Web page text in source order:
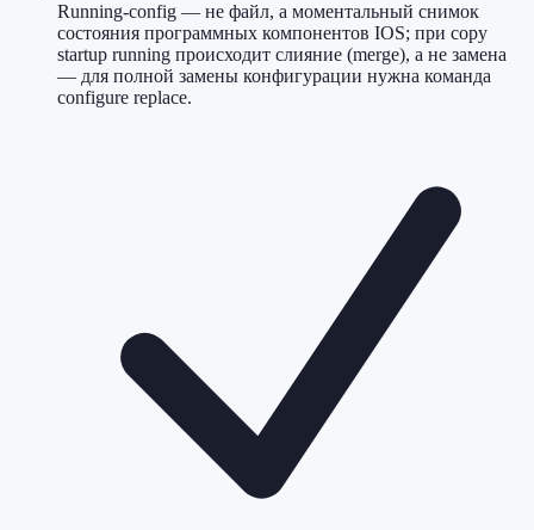
Running-config — не файл, а моментальный снимок
состояния программных компонентов IOS; при copy
startup running происходит слияние (merge), а не замена
— для полной замены конфигурации нужна команда
configure replace.